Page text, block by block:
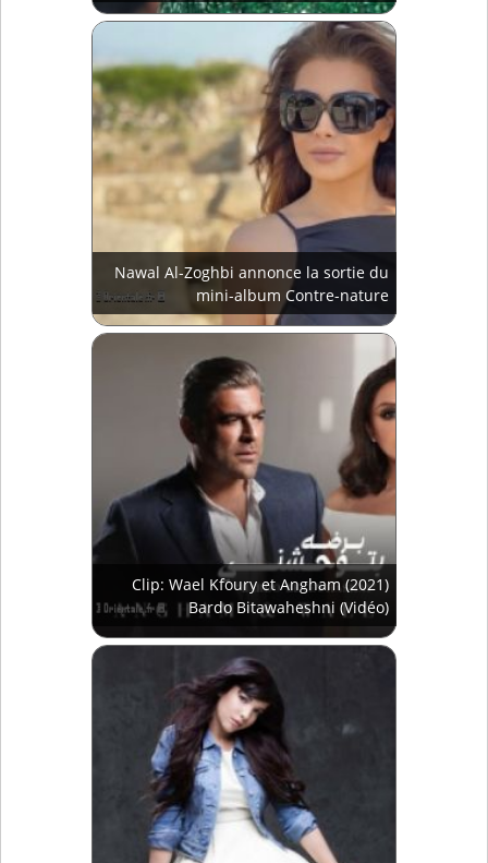
Nawal Al-Zoghbi annonce la sortie du
mini-album Contre-nature
Clip: Wael Kfoury et Angham (2021)
Bardo Bitawaheshni (Vidéo)